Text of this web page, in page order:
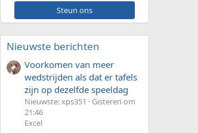
Steun ons
Nieuwste berichten
Voorkomen van meer
wedstrijden als dat er tafels
zijn op dezelfde speeldag
Nieuwste: xps351
Gisteren om
21:46
Excel